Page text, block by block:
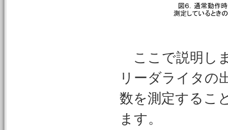
ここで説明し
リーダライタの
数を測定するこ
ます。